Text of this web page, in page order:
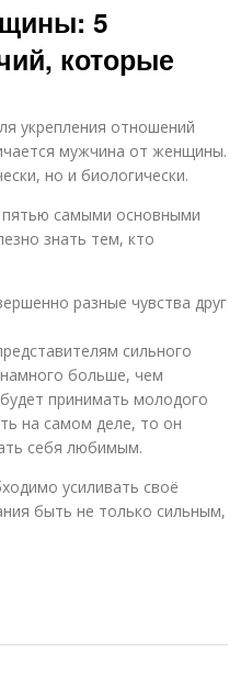
5
которые
укрепления отношений
мужчина от женщины.
но и биологически.
пятью самыми основными
знать тем, кто
разные чувства друг
сильного
больше, чем
принимать молодого
на самом деле, то он
себя любимым.
усиливать своё
быть не только сильным,